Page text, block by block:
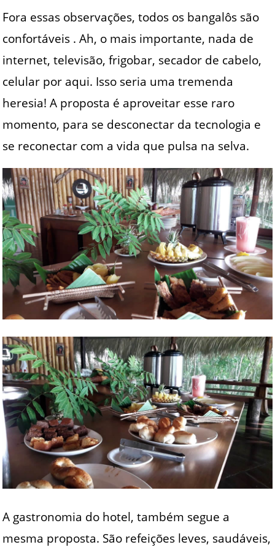
Fora essas observações, todos os bangalôs são
confortáveis . Ah, o mais importante, nada de
internet, televisão, frigobar, secador de cabelo,
celular por aqui. Isso seria uma tremenda
heresia! A proposta é aproveitar esse raro
momento, para se desconectar da tecnologia e
se reconectar com a vida que pulsa na selva.
A gastronomia do hotel, também segue a
mesma proposta. São refeições leves, saudáveis,